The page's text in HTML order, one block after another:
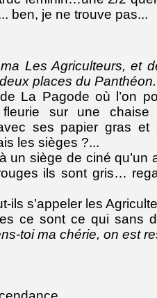
ben, je ne trouve pas...
Les Agriculteurs, et
places du Panthéon.
La Pagode où l’on
fleurie sur une
ses papier gras et
les sièges ?...
un siège de ciné qu’un
ils sont gris…
ils s’appeler les
ce sont ce qui sans
toi ma chérie, on est